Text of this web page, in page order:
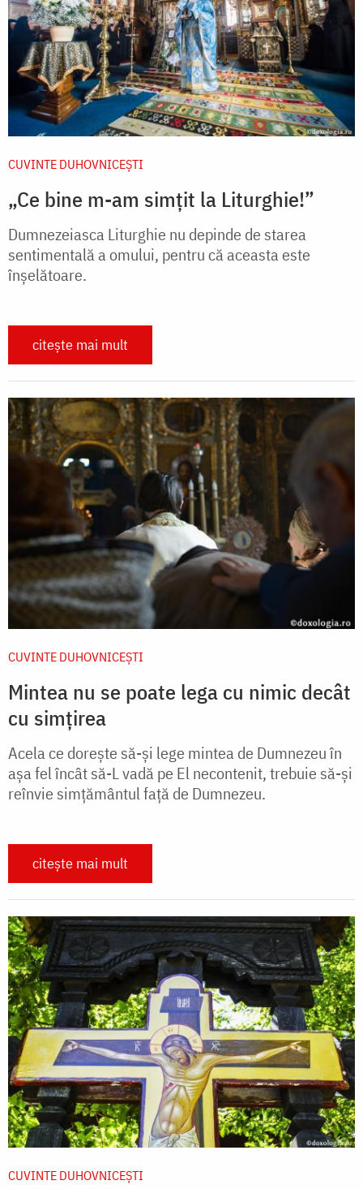
CUVINTE DUHOVNICEȘTI
„Ce bine m-am simțit la Liturghie!”
Dum­nezeiasca Liturghie nu depinde de starea
sentimentală a omului, pentru că aceasta este
înșelătoare.
citește mai mult
CUVINTE DUHOVNICEȘTI
Mintea nu se poate lega cu nimic decât
cu simțirea
Acela ce dorește să-și lege mintea de Dumnezeu în
așa fel încât să-L vadă pe El necontenit, trebuie să-și
reînvie simțământul față de Dumnezeu.
citește mai mult
CUVINTE DUHOVNICEȘTI